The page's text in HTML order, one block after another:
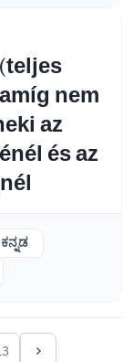
nem
az
és az
ಕನ್ನಡ